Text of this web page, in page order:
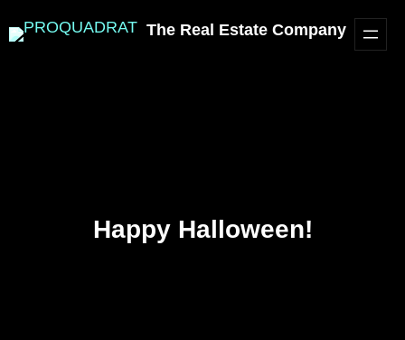
The Real Estate Company
Happy Halloween!